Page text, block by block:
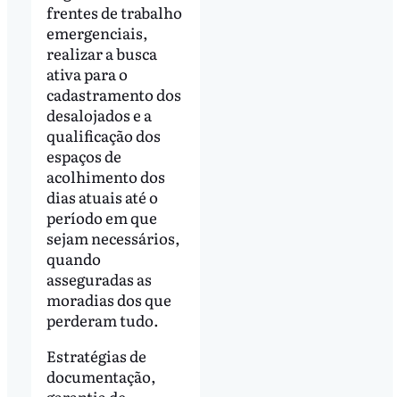
frentes de trabalho
emergenciais,
realizar a busca
ativa para o
cadastramento dos
desalojados e a
qualificação dos
espaços de
acolhimento dos
dias atuais até o
período em que
sejam necessários,
quando
asseguradas as
moradias dos que
perderam tudo.
Estratégias de
documentação,